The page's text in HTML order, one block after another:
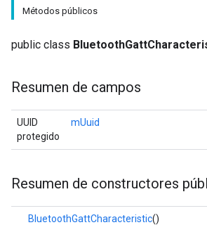
Métodos públicos
public class
Resumen de campos
UUID
protegido
mUuid
Resumen de constructores
BluetoothGattCharacteristic()